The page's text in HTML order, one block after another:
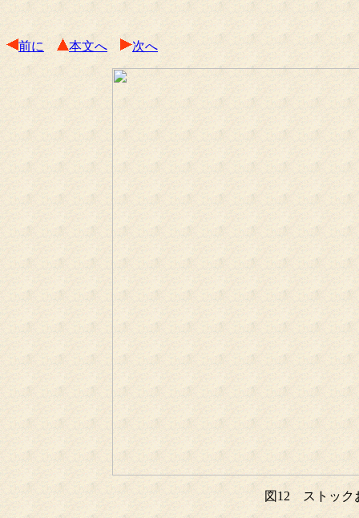
前に 本文へ 次へ
図12 ストック